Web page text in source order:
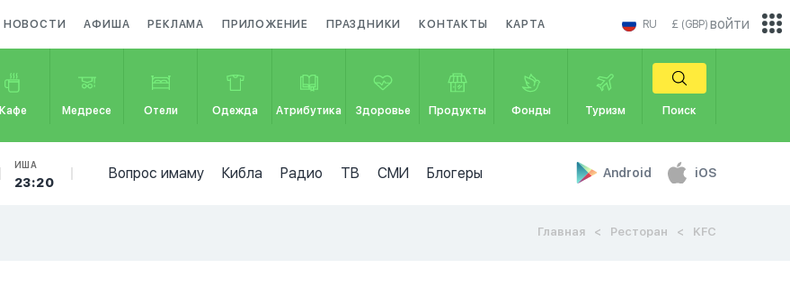
НОВОСТИ АФИША РЕКЛАМА ПРИЛОЖЕНИЕ ПРАЗДНИКИ КОНТАКТЫ КАРТА RU £ (GBP)
Кафе Медресе Отели Одежда Атрибутика Здоровье Продукты Фонды Туризм Поиск
ИША
23:20
Вопрос имаму Кибла Радио ТВ СМИ Блогеры Android iOS
войти
Главная Ресторан KFC